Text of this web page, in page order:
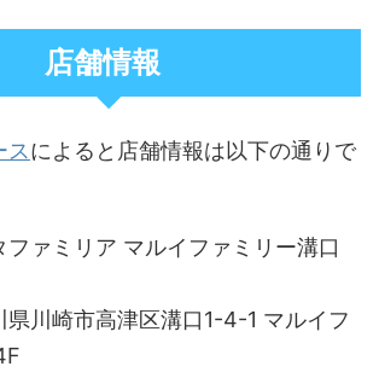
店舗情報
スによると店舗情報は以下の通りで
ファミリア マルイファミリー溝口
県川崎市高津区溝口1-4-1 マルイフ